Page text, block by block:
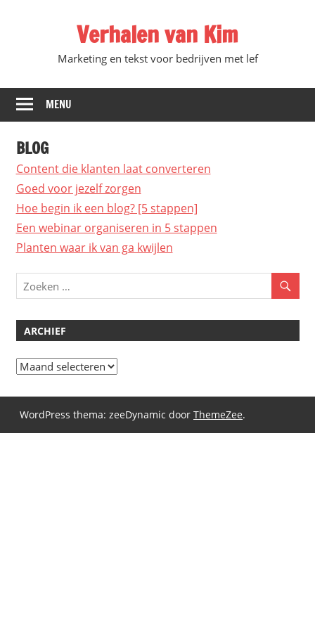
Verhalen van Kim
Marketing en tekst voor bedrijven met lef
MENU
BLOG
Content die klanten laat converteren
Goed voor jezelf zorgen
Hoe begin ik een blog? [5 stappen]
Een webinar organiseren in 5 stappen
Planten waar ik van ga kwijlen
ARCHIEF
Archief
WordPress thema: zeeDynamic door ThemeZee.